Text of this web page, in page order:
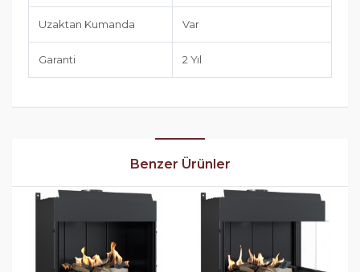
Uzaktan Kumanda Var
Garanti 2 Yıl
Benzer Ürünler